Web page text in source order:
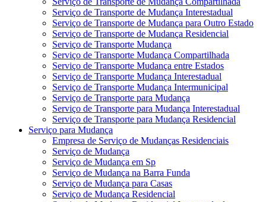
Serviço de Transporte de Mudança Interestadual
Serviço de Transporte de Mudança para Outro Estado
Serviço de Transporte de Mudança Residencial
Serviço de Transporte Mudança
Serviço de Transporte Mudança Compartilhada
Serviço de Transporte Mudança entre Estados
Serviço de Transporte Mudança Interestadual
Serviço de Transporte Mudança Intermunicipal
Serviço de Transporte para Mudança
Serviço de Transporte para Mudança Interestadual
Serviço de Transporte para Mudança Residencial
Serviço para Mudança
Empresa de Serviço de Mudanças Residenciais
Serviço de Mudança
Serviço de Mudança em Sp
Serviço de Mudança na Barra Funda
Serviço de Mudança para Casas
Serviço de Mudança Residencial